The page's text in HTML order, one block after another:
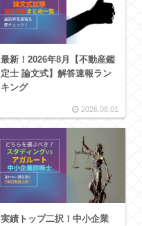
最新！2026年8月【不動産鑑
定士 論文式】解答速報ラン
キング
2026.08.01
実績トップ二択！中小企業